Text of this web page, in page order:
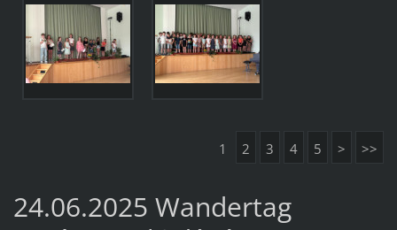
1 2 3 4 5 > >>
24.06.2025 Wandertag